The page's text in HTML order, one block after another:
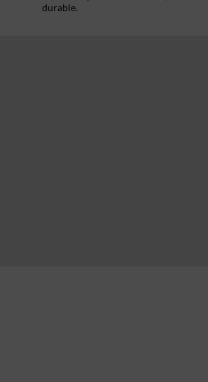
durable.